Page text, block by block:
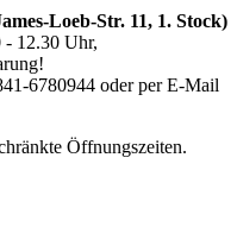
Loeb-Str. 11, 1. Stock)
- 12.30 Uhr,
6780944 oder per E-Mail
Öffnungszeiten.